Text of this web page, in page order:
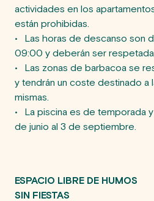
actividades en los
están prohibidas.
•	Las horas de descanso son desde 22.00 hasta las
09:00 y deberán ser
•	Las zonas de barbacoa se reservarán en la recepción
y tendrán un coste destinado a
mismas.
•	La piscina es de temporada y está disponible del 15
de junio al 3 de septiembre.
ESPACIO LIBRE DE HUMOS
SIN FIESTAS